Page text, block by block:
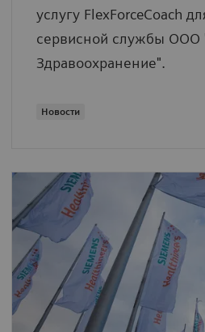
услугу FlexForceCoach
сервисной службы ООО
Здравоохранение".
Новости